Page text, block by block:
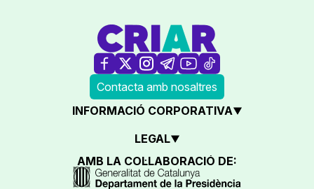
Contacta amb nosaltres
INFORMACIÓ CORPORATIVA
LEGAL
AMB LA COL·LABORACIÓ DE: